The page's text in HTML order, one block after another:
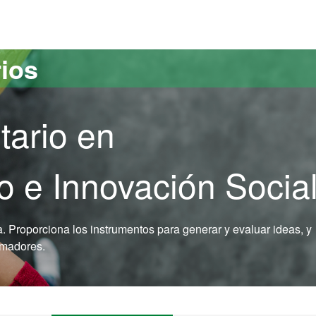
en
e Innovación
los instrumentos para generar y evaluar ideas, y